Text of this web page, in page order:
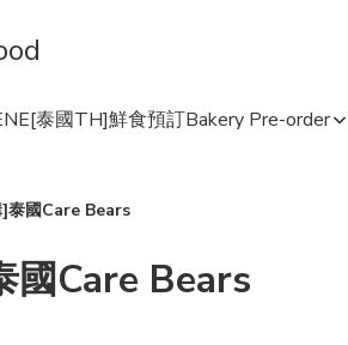
[泰國TH]鮮食預訂Bakery Pre-order
泰國Care Bears
國Care Bears